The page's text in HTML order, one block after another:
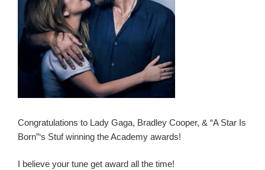
Congratulations to Lady Gaga, Bradley Cooper, & “A Star Is
Born”‘s Stuf winning the Academy awards!
I believe your tune get award all the time!